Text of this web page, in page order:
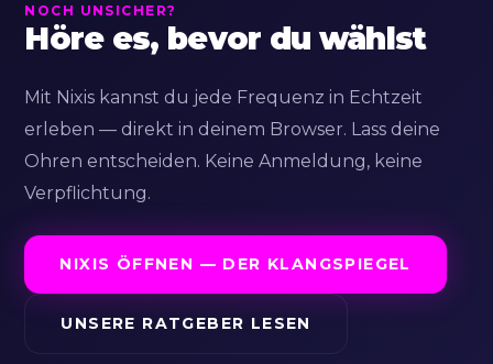
NOCH UNSICHER?
Höre es, bevor du wählst
Mit Nixis kannst du jede Frequenz in Echtzeit
erleben — direkt in deinem Browser. Lass deine
Ohren entscheiden. Keine Anmeldung, keine
Verpflichtung.
NIXIS ÖFFNEN — DER KLANGSPIEGEL
UNSERE RATGEBER LESEN